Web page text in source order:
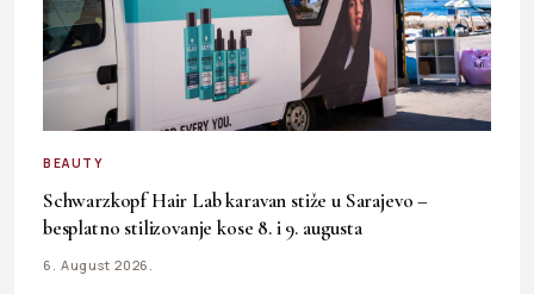
BEAUTY
Schwarzkopf Hair Lab karavan stiže u Sarajevo –
besplatno stilizovanje kose 8. i 9. augusta
6. August 2026.